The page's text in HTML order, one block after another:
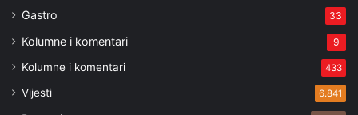
Gastro 33
Kolumne i komentari 9
Kolumne i komentari 433
Vijesti 6.841